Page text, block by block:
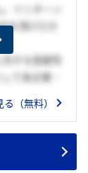
インターン
を頂けたか
する貢献性
て各企業の
（無料）